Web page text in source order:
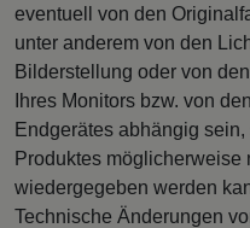
eventuell von den
unter anderem von den
Bilderstellung oder von
Ihres Monitors bzw. von
Endgerätes abhängig
Produktes möglicherweise
wiedergegeben werden
Technische Änderungen